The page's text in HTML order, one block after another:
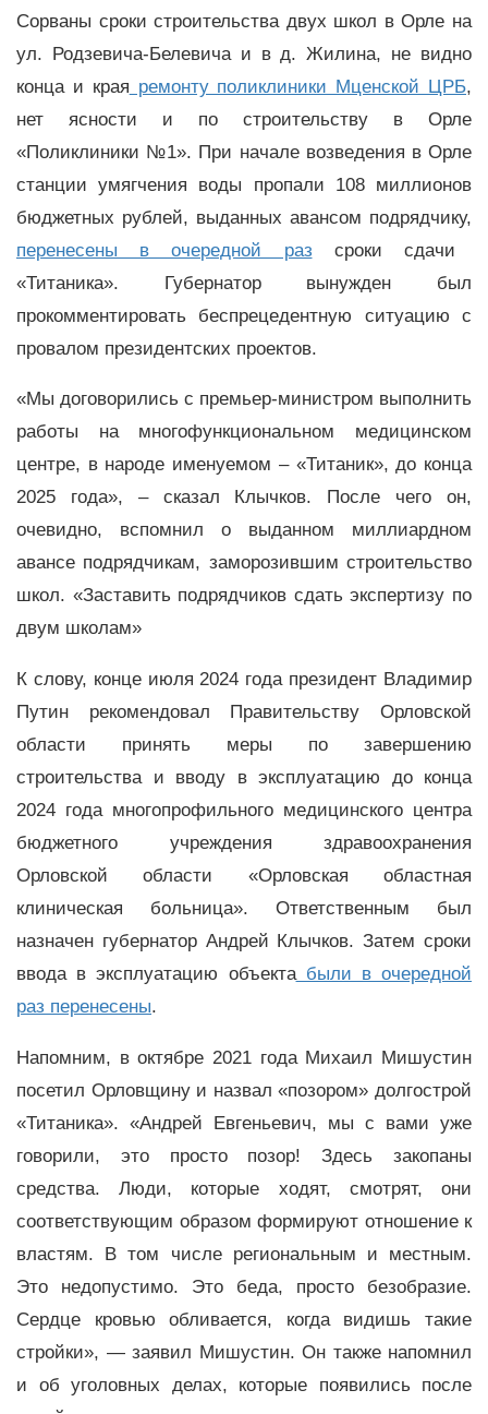
Сорваны сроки строительства двух школ в Орле на
ул. Родзевича-Белевича и в д. Жилина, не видно
конца и края ремонту поликлиники Мценской ЦРБ,
нет ясности и по строительству в Орле
«Поликлиники №1». При начале возведения в Орле
станции умягчения воды пропали 108 миллионов
бюджетных рублей, выданных авансом подрядчику,
перенесены в очередной раз сроки сдачи
«Титаника». Губернатор вынужден был
прокомментировать беспрецедентную ситуацию с
провалом президентских проектов.
«Мы договорились с премьер-министром выполнить
работы на многофункциональном медицинском
центре, в народе именуемом – «Титаник», до конца
2025 года», – сказал Клычков. После чего он,
очевидно, вспомнил о выданном миллиардном
авансе подрядчикам, заморозившим строительство
школ. «Заставить подрядчиков сдать экспертизу по
двум школам»
К слову, конце июля 2024 года президент Владимир
Путин рекомендовал Правительству Орловской
области принять меры по завершению
строительства и вводу в эксплуатацию до конца
2024 года многопрофильного медицинского центра
бюджетного учреждения здравоохранения
Орловской области «Орловская областная
клиническая больница». Ответственным был
назначен губернатор Андрей Клычков. Затем сроки
ввода в эксплуатацию объектабыли в очередной
раз перенесены.
Напомним, в октябре 2021 года Михаил Мишустин
посетил Орловщину и назвал «позором» долгострой
«Титаника». «Андрей Евгеньевич, мы с вами уже
говорили, это просто позор! Здесь закопаны
средства. Люди, которые ходят, смотрят, они
соответствующим образом формируют отношение к
властям. В том числе региональным и местным.
Это недопустимо. Это беда, просто безобразие.
Сердце кровью обливается, когда видишь такие
стройки», — заявил Мишустин. Он также напомнил
и об уголовных делах, которые появились после